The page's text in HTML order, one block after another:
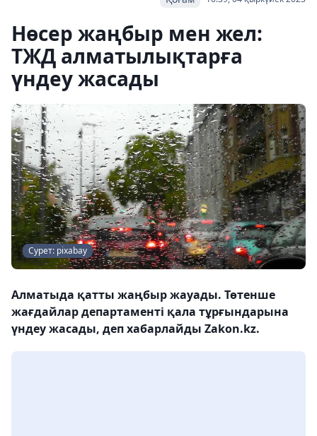
Нөсер жаңбыр мен жел:
ТЖД алматылықтарға
үндеу жасады
Сурет: pixabay
Алматыда қатты жаңбыр жауады. Төтенше
жағдайлар департаменті қала тұрғындарына
үндеу жасады, деп хабарлайды Zakon.kz.